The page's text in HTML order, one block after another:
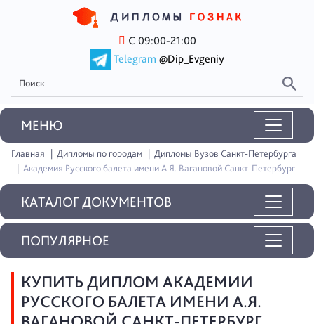
С 09:00-21:00
Telegram @Dip_Evgeniy
MEНЮ
Главная Дипломы по городам
Дипломы Вузов Санкт-Петербурга
Академия Русского балета имени А.Я. Вагановой Санкт-Петербург
КАТАЛОГ ДОКУМЕНТОВ
КУПИТЬ ДИПЛОМ АКАДЕМИИ
РУССКОГО БАЛЕТА ИМЕНИ А.Я.
ПОПУЛЯРНОЕ